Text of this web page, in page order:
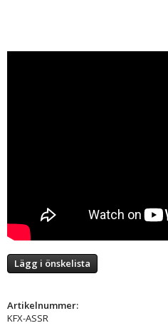
Lägg i önskelista
Artikelnummer:
KFX-ASSR